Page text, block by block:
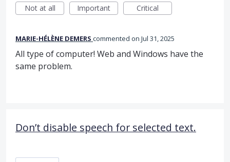
Not at all
Important Critical
MARIE-HÉLÈNE DEMERS commented Jul 31, 2025
All type of computer! Web and Windows have the
same problem.
Don’t disable speech for selected text.